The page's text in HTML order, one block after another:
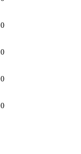
0
0
0
0